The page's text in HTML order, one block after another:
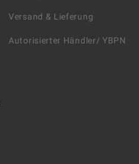
Versand & Lieferung
Autorisierter Händler/ YBPN